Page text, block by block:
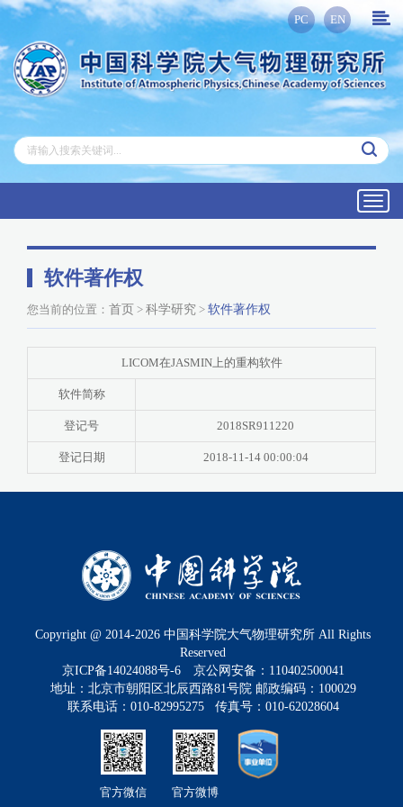
PC EN
软件著作权
您当前的位置： 首页 > 科学研究 > 软件著作权
LICOM在JASMIN上的重构软件
软件简称
登记号 2018SR911220
登记日期 2018-11-14 00:00:04
Copyright @ 2014-2026 中国科学院大气物理研究所 All Rights
Reserved
京ICP备14024088号-6
京公网安备：110402500041
地址：北京市朝阳区北辰西路81号院 邮政编码：100029
联系电话：010-82995275 传真号：010-62028604
官方微信 官方微博